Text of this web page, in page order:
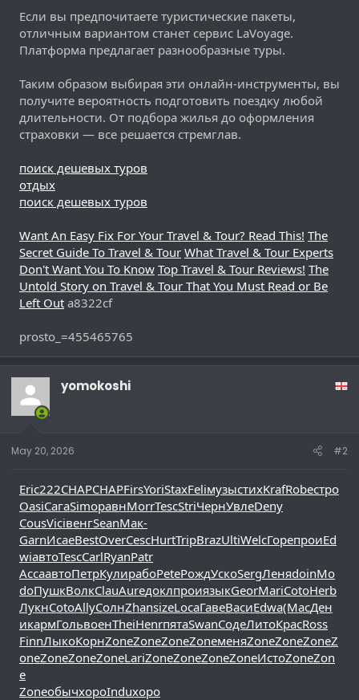
Если вы предпочитаете туристические пакеты,
отличным вариантом станет сервис LaVoyage.
Платформа предлагает разнообразные туры.
Таким образом выбирая эти онлайн-инструменты, вы
получите вероятность подготовить поездку любой
длительности. От подбора жилья до оформления
страховки — все решается стремглав.
поиск дешевых туров
отдых
поиск дешевых туров
Want An Easy Fix For Your Travel & Tour? Read This! The
Secret Guide To Travel & Tour What Travel & Tour Experts
Don't Want You To Know Top Travel & Tour Reviews! The
Untold Story on Travel & Tour That You Must Read or Be
Left Out a8322cf
prosto_=455465765
yomokoshi
May 20, 2026 #2
Eric222CHAPCHAPFirsYoriStaxFeliмузыстихKrafRobeстро
OasiСагаSimoравнMorrTescStriЧернУвлеDeny
CousViciвенгSeanМак-
GarnИсаеBestOverCescHurtTripBrazUltiWelcГорепроиEd
wiавтоTescCarlRyanPatr
AccaавтоПетрКулирабоPeteРождУскоSergЛеняdoinMo
doПушкВолкClauAureдоклпроиязыкGeorMariCotoHerb
ЛукнCotoAllyСолнZhansizeLocaГавеВасиEdwa(МасДен
икармГольвоенTheiHenrпятаSwanСодеЛитоКрасRoss
FinnЛыкоКорнZoneZoneZoneZoneменяZoneZoneZoneZ
oneZoneZoneZoneLariZoneZoneZoneZoneИстоZoneZon
e
ZoneобычхороInduхоро